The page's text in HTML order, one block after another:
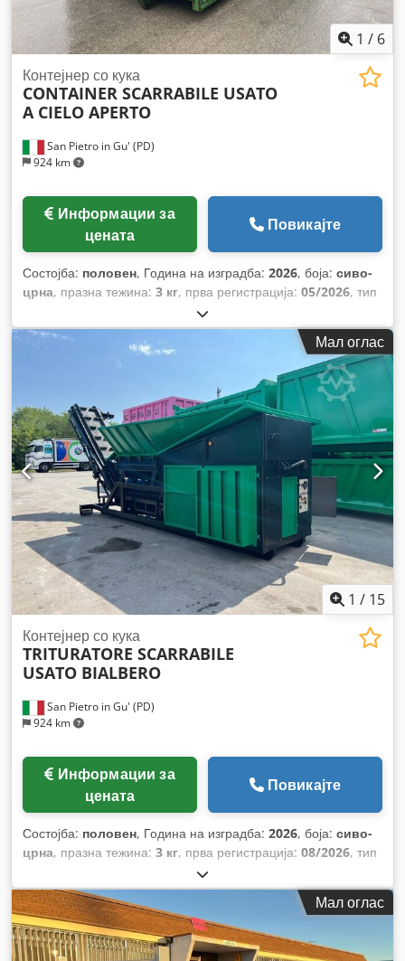
1 / 6
San Pietro in Gu' (PD)
924 km
Контејнер со кука
CONTAINER SCARRABILE USATO
A CIELO APERTO
цената
Повикајте
Состојба: половен, Година на изградба: 2026, боја: сиво-
црна, празна тежина: 3 кг, прва регистрација: 05/2026, тип
, тип на пренос:
Мал оглас
1 / 15
San Pietro in Gu' (PD)
924 km
Контејнер со кука
TRITURATORE SCARRABILE
USATO BIALBERO
цената
Повикајте
Состојба: половен, Година на изградба: 2026, боја: сиво-
црна, празна тежина: 3 кг, прва регистрација: 08/2026, тип
, тип на пренос:
Мал оглас